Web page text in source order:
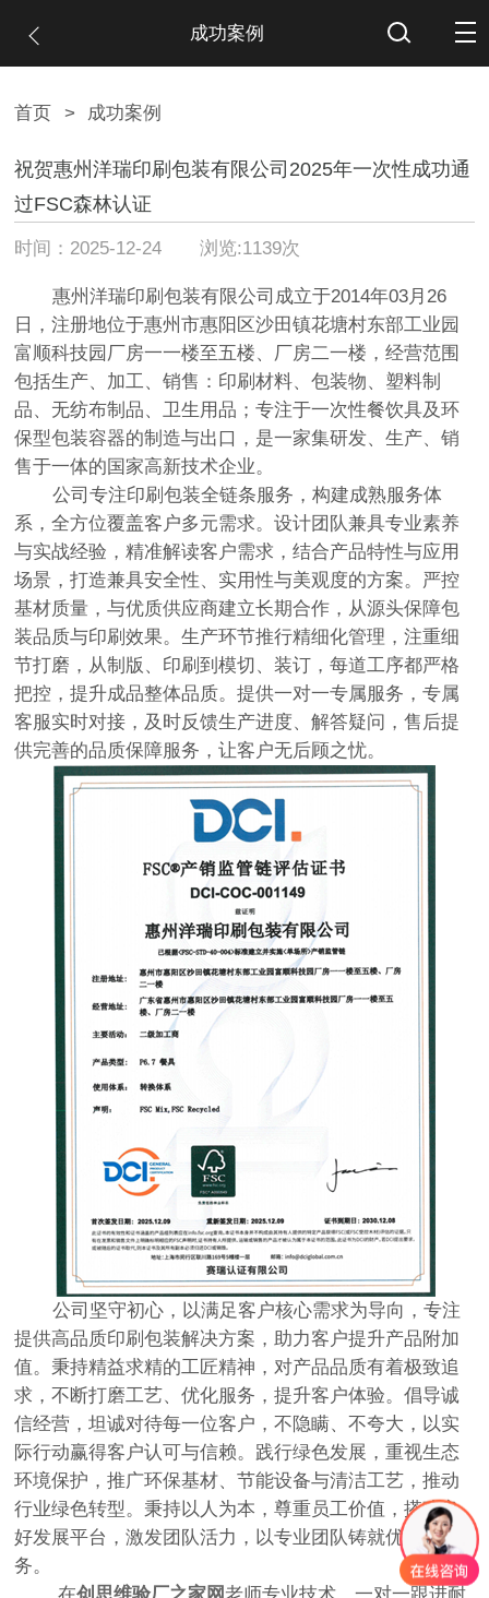
成功案例
首页 > 成功案例
祝贺惠州洋瑞印刷包装有限公司2025年一次性成功通
过FSC森林认证
时间：2025-12-24 浏览:1139次
惠州洋瑞印刷包装有限公司成立于2014年03月26
日，注册地位于惠州市惠阳区沙田镇花塘村东部工业园
富顺科技园厂房一一楼至五楼、厂房二一楼，经营范围
包括生产、加工、销售：印刷材料、包装物、塑料制
品、无纺布制品、卫生用品；专注于一次性餐饮具及环
保型包装容器的制造与出口，是一家集研发、生产、销
售于一体的国家高新技术企业。
公司专注印刷包装全链条服务，构建成熟服务体
系，全方位覆盖客户多元需求。设计团队兼具专业素养
与实战经验，精准解读客户需求，结合产品特性与应用
场景，打造兼具安全性、实用性与美观度的方案。严控
基材质量，与优质供应商建立长期合作，从源头保障包
装品质与印刷效果。生产环节推行精细化管理，注重细
节打磨，从制版、印刷到模切、装订，每道工序都严格
把控，提升成品整体品质。提供一对一专属服务，专属
客服实时对接，及时反馈生产进度、解答疑问，售后提
供完善的品质保障服务，让客户无后顾之忧。
公司坚守初心，以满足客户核心需求为导向，专注
提供高品质印刷包装解决方案，助力客户提升产品附加
值。秉持精益求精的工匠精神，对产品品质有着极致追
求，不断打磨工艺、优化服务，提升客户体验。倡导诚
信经营，坦诚对待每一位客户，不隐瞒、不夸大，以实
际行动赢得客户认可与信赖。践行绿色发展，重视生态
环境保护，推广环保基材、节能设备与清洁工艺，推动
行业绿色转型。秉持以人为本，尊重员工价值，搭建良
好发展平台，激发团队活力，以专业团队铸就优质服
务。
在创思维验厂之家网老师专业技术、一对一跟进耐